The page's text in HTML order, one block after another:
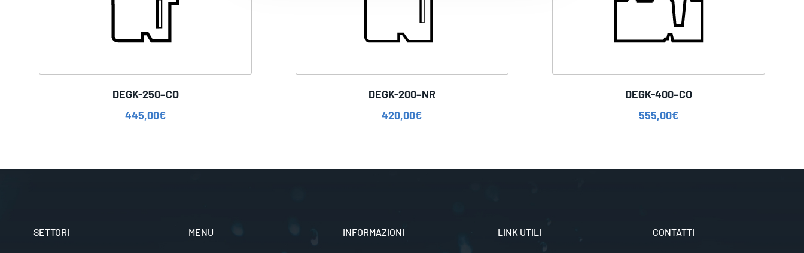
DEGK-250–CO
445,00€
DEGK-200–NR
420,00€
DEGK-400–CO
555,00€
SETTORI MENU INFORMAZIONI LINK UTILI CONTATTI